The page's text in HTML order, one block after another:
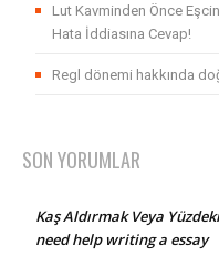
Lut Kavminden Önce
Hata İddiasına Cevap!
Regl dönemi hakkında
SON YORUMLAR
Kaş Aldırmak Veya
need help writing a essay